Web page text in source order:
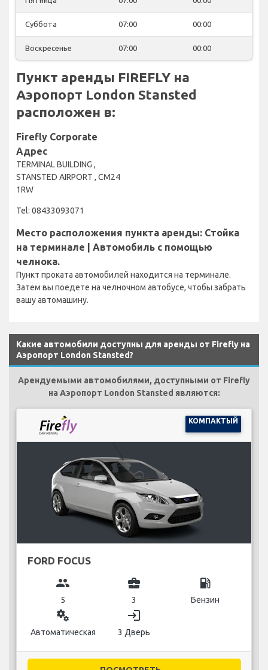
Суббота 07:00 00:00
Воскресенье 07:00 00:00
Пункт аренды FIREFLY на
Аэропорт London Stansted
расположен в:
Firefly Corporate
Адрес
TERMINAL BUILDING ,
STANSTED AIRPORT , CM24
1RW
Tel: 08433093071
Место расположения пункта аренды: Стойка
на терминале | Автомобиль с помощью
челнока.
Пункт проката автомобилей находится на терминале.
Затем вы поедете на челночном автобусе, чтобы забрать
вашу автомашину.
Какие автомобили доступны для аренды от Firefly на
Аэропорт London Stansted?
Арендуемыми автомобилями, доступными от Firefly
на Аэропорт London Stansted являются:
КОМПАКТЫЙ
FORD FOCUS
group
5
business_center
3
local_gas_station
Бензин
miscellaneous_services
Автоматическая
login
3 Дверь